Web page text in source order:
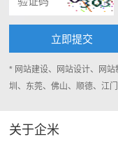
* 网站建设、网站设计、网
圳、东莞、佛山、顺德、江
关于企米